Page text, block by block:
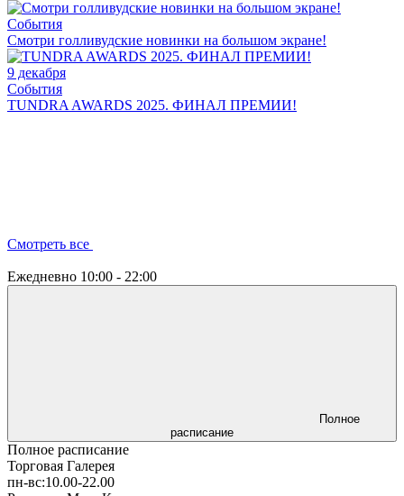
События
Смотри голливудские новинки на большом экране!
9 декабря
События
TUNDRA AWARDS 2025. ФИНАЛ ПРЕМИИ!
Смотреть все
Ежедневно 10:00 - 22:00
Полное
расписание
Полное расписание
Торговая Галерея
пн-вс:10.00-22.00